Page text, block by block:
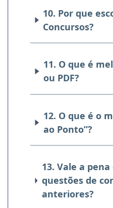
10. Por que
Concursos?
11. O que é
ou PDF?
12. O que é o
ao Ponto”?
13. Vale a
questões de
anteriores?